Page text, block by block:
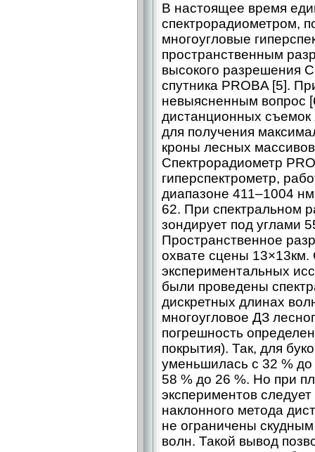
В настоящее время
спектрорадиометром,
многоугловые
пространственным
высокого разрешения
спутника PROBA [5].
невыясненным вопрос
дистанционных
для получения
кроны лесных
Спектрорадиометр
гиперспектрометр,
диапазоне 411–1004
62. При спектральном
зондирует под углами
Пространственное
охвате сцены 13×13км.
экспериментальных
были проведены
дискретных длинах
многоугловое ДЗ
погрешность
покрытия). Так, для
уменьшилась с 32 %
58 % до 26 %. Но при
экспериментов
наклонного метода
не ограничены
волн. Такой вывод